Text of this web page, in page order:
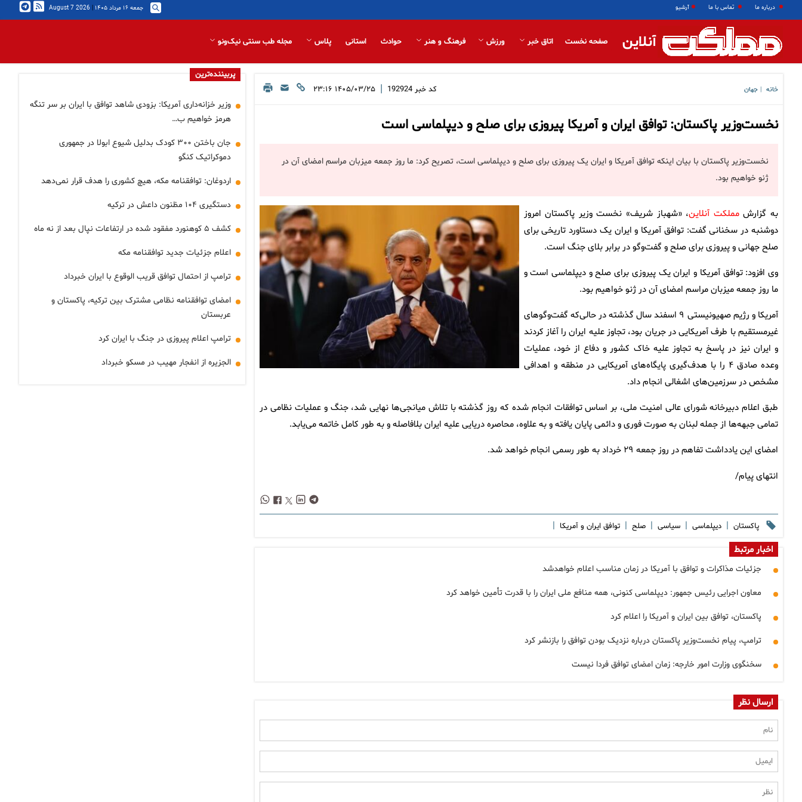
درباره ما تماس با ما آرشیو جمعه ۱۶ مرداد ۱۴۰۵ |
2026 August 7
آنلاین صفحه نخست اتاق خبر ورزش فرهنگ و هنر حوادث استانی پلاس مجله طب سنتی نیک‌ونو
خانه جهان کد خبر 192924
| ۱۴۰۵/۰۳/۲۵ ۲۳:۱۶
نخست‌وزیر پاکستان: توافق ایران و آمریکا پیروزی برای صلح و دیپلماسی است
نخست‌وزیر پاکستان با بیان اینکه توافق آمریکا و ایران یک پیروزی برای صلح و دیپلماسی است، تصریح کرد: ما روز جمعه میزبان مراسم امضای آن در
ژنو خواهیم بود.
به گزارشمملکت آنلاین، «شهباز شریف» نخست وزیر پاکستان امروز
دوشنبه در سخنانی گفت: توافق آمریکا و ایران یک دستاورد تاریخی برای
صلح جهانی و پیروزی برای صلح و گفت‌وگو در برابر بلای جنگ است.
وی افزود: توافق آمریکا و ایران یک پیروزی برای صلح و دیپلماسی است و
ما روز جمعه میزبان مراسم امضای آن در ژنو خواهیم بود.
آمریکا و رژیم صهیونیستی ۹ اسفند سال گذشته در حالی‌که گفت‌وگوهای
غیرمستقیم با طرف آمریکایی در جریان بود، تجاوز علیه ایران را آغاز کردند
و ایران نیز در پاسخ به تجاوز علیه خاک کشور و دفاع از خود، عملیات
وعده صادق ۴ را با هدف‌گیری پایگاه‌های آمریکایی در منطقه و اهدافی
مشخص در سرزمین‌های اشغالی انجام داد.
طبق اعلام دبیرخانه شورای عالی امنیت ملی، بر اساس توافقات انجام شده که روز گذشته با تلاش میانجی‌ها نهایی شد، جنگ و عملیات نظامی در
تمامی جبهه‌ها از جمله لبنان به صورت فوری و دائمی پایان یافته و به علاوه، محاصره دریایی علیه ایران بلافاصله و به طور کامل خاتمه می‌یابد.
امضای این یادداشت تفاهم در روز جمعه ۲۹ خرداد به طور رسمی انجام خواهد شد.
انتهای پیام/
پاکستان | دیپلماسی | سیاسی | صلح | توافق ایران و آمریکا |
اخبار مرتبط
جزئیات مذاکرات و توافق با آمریکا در زمان مناسب اعلام خواهدشد
معاون اجرایی رئیس جمهور: دیپلماسی کنونی، همه منافع ملی ایران را با قدرت تأمین خواهد کرد
پاکستان، توافق بین ایران و آمریکا را اعلام کرد
ترامپ، پیام نخست‌وزیر پاکستان درباره نزدیک بودن توافق را بازنشر کرد
سخنگوی وزارت امور خارجه: زمان امضای توافق فردا نیست
ارسال نظر
پربیننده‌ترین
وزیر خزانه‌داری آمریکا: بزودی شاهد توافق با ایران بر سر تنگه
هرمز خواهیم ب…
جان باختن ۳۰۰ کودک بدلیل شیوع ابولا در جمهوری
دموکراتیک کنگو
اردوغان: توافقنامه مکه، هیچ کشوری را هدف قرار نمی‌دهد
دستگیری ۱۰۴ مظنون داعش در ترکیه
کشف ۵ کوهنورد مفقود شده در ارتفاعات نپال بعد از نه ماه
اعلام جزئیات جدید توافقنامه مکه
ترامپ از احتمال توافق قریب الوقوع با ایران خبرداد
امضای توافقنامه نظامی مشترک بین ترکیه، پاکستان و
عربستان
ترامپ اعلام پیروزی در جنگ با ایران کرد
الجزیره از انفجار مهیب در مسکو خبرداد